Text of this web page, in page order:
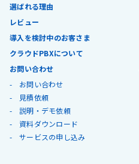
選ばれる理由
レビュー
導入を検討中のお客さま
クラウドPBXについて
お問い合わせ
お問い合わせ
見積依頼
説明・デモ依頼
資料ダウンロード
サービスの申し込み